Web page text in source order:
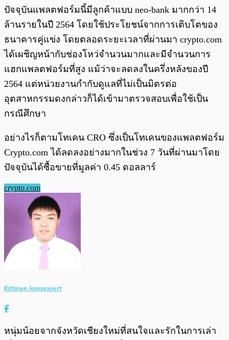
ปัจจุบันแพลตฟอร์มนี้มีลูกค้าแบบ neo-bank มากกว่า 14
ล้านรายในปี 2564 โดยใช้ประโยชน์จากการเติบโตของ
ธนาคารคู่แข่ง โดยตลอดระยะเวลาที่ผ่านมา crypto.com
ได้เผชิญหน้ากับช่องโหว่จำนวนมากและมีจำนวนการ
แฮกแพลตฟอร์มที่สูง แม้ว่าจะลดลงในครึ่งหลังของปี
2564 แต่หน่วยงานกำกับดูแลที่ไม่เป็นมิตรต่อ
อุตสาหกรรมดงกล่าวก็ได้เข้ามาตรวจสอบเพื่อใช้เป็น
กรณีศึกษา
อย่างไรก็ตามโทเคน CRO ซึ่งเป็นโทเคนของแพลตฟอร์ม
Crypto.com ได้ลดลงอย่างมากในช่วง 7 วันที่ผ่านมาโดย
ปัจจุบันได้ซื้อขายที่มูลค่า 0.45 ดอลลาร์
crypto.com
Kittinan Jomprasert
หนุ่มน้อยจากจังหวัดเชียงใหม่ที่สนใจและรักในการเล่า